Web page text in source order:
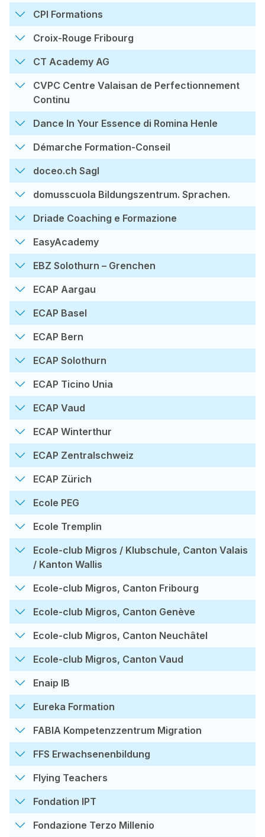
CPI Formations
Croix-Rouge Fribourg
CT Academy AG
CVPC Centre Valaisan de Perfectionnement
Continu
Dance In Your Essence di Romina Henle
Démarche Formation-Conseil
doceo.ch Sagl
domusscuola Bildungszentrum. Sprachen.
Driade Coaching e Formazione
EasyAcademy
EBZ Solothurn – Grenchen
ECAP Aargau
ECAP Basel
ECAP Bern
ECAP Solothurn
ECAP Ticino Unia
ECAP Vaud
ECAP Winterthur
ECAP Zentralschweiz
ECAP Zürich
Ecole PEG
Ecole Tremplin
Ecole-club Migros / Klubschule, Canton Valais
/ Kanton Wallis
Ecole-club Migros, Canton Fribourg
Ecole-club Migros, Canton Genève
Ecole-club Migros, Canton Neuchâtel
Ecole-club Migros, Canton Vaud
Enaip IB
Eureka Formation
FABIA Kompetenzzentrum Migration
FFS Erwachsenenbildung
Flying Teachers
Fondation IPT
Fondazione Terzo Millenio